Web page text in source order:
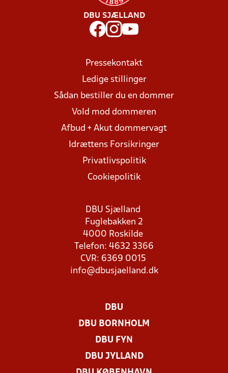
DBU SJÆLLAND
Pressekontakt
Ledige stillinger
Sådan bestiller du en dommer
Vold mod dommeren
Afbud + Akut dommervagt
Idrættens Forsikringer
Privatlivspolitik
Cookiepolitik
DBU Sjælland
Fuglebakken 2
4000 Roskilde
Telefon: 4632 3366
CVR: 6369 0015
info@dbusjaelland.dk
DBU
DBU BORNHOLM
DBU FYN
DBU JYLLAND